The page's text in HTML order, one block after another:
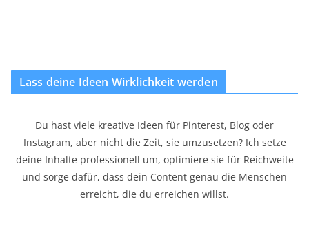
Lass deine Ideen Wirklichkeit werden
Du hast viele kreative Ideen für Pinterest, Blog oder
Instagram, aber nicht die Zeit, sie umzusetzen? Ich setze
deine Inhalte professionell um, optimiere sie für Reichweite
und sorge dafür, dass dein Content genau die Menschen
erreicht, die du erreichen willst.